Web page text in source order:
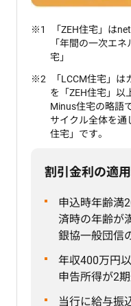
「ZEH住宅」は
「年間の一次エ
宅」
「LCCM住宅」
を「ZEH住宅」以
Minus住宅の略語
サイクル全体を通
住宅」です。
割引金利の適
申込時年齢満
済時の年齢が
銀協一般団信
年収400万円
申告所得が2
当行に給与振